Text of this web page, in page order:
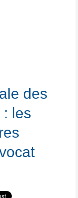
des
: les